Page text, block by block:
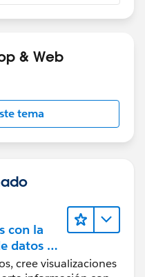
& Web
tema
con la
datos en
cree visualizaciones